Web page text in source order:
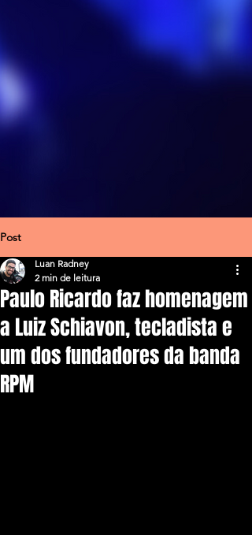
Post
Paulo Ricardo faz homenagem
a Luiz Schiavon, tecladista e
um dos fundadores da banda
RPM
Luan Radney
2 min de leitura